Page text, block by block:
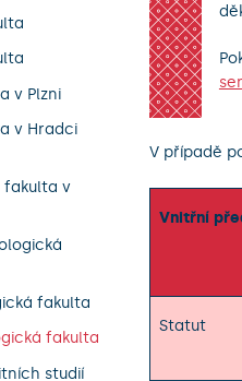
v Plzni
v Hradci
fakulta v
fakulta
fakulta
studií
V případě
Vnitřní
Statut